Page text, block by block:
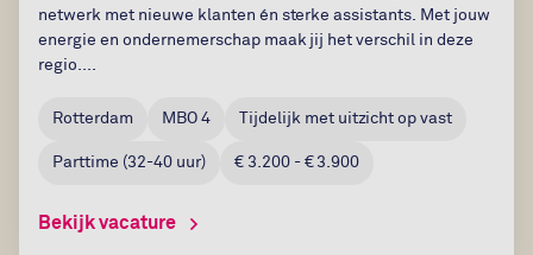
netwerk met nieuwe klanten én sterke assistants. Met jouw
energie en ondernemerschap maak jij het verschil in deze
regio....
Rotterdam MBO 4 Tijdelijk met uitzicht op vast
Parttime (32-40uur) € 3.200 - € 3.900
Bekijk vacature